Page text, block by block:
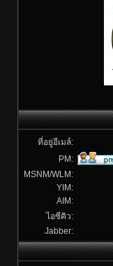
ที่อยู่อีเมล์:
PM:
MSNM/WLM:
YIM:
AIM:
ไอซีคิว:
Jabber: